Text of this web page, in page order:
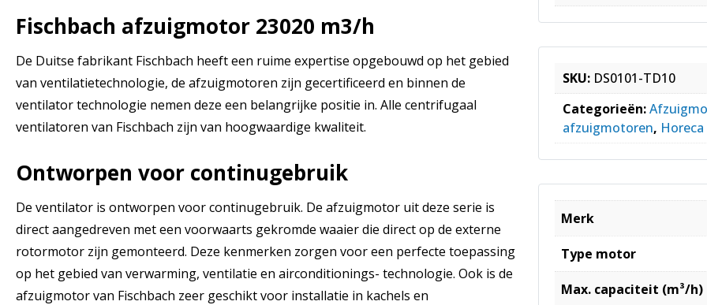
Fischbach afzuigmotor 23020 m3/h
De Duitse fabrikant Fischbach heeft een ruime expertise opgebouwd op het gebied
van ventilatietechnologie, de afzuigmotoren zijn gecertificeerd en binnen de
ventilator technologie nemen deze een belangrijke positie in. Alle centrifugaal
ventilatoren van Fischbach zijn van hoogwaardige kwaliteit.
Ontworpen voor continugebruik
De ventilator is ontworpen voor continugebruik. De afzuigmotor uit deze serie is
direct aangedreven met een voorwaarts gekromde waaier die direct op de externe
rotormotor zijn gemonteerd. Deze kenmerken zorgen voor een perfecte toepassing
op het gebied van verwarming, ventilatie en airconditionings- technologie. Ook is de
afzuigmotor van Fischbach zeer geschikt voor installatie in kachels en
SKU: DS0101-TD10
Categorieën:
afzuigmotoren,
Merk
Type motor
Max. capaciteit (m³/h)